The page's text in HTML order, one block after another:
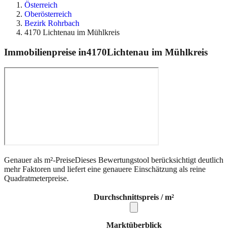
Österreich
Oberösterreich
Bezirk Rohrbach
4170 Lichtenau im Mühlkreis
Immobilienpreise in4170Lichtenau im Mühlkreis
Genauer als m²-PreiseDieses Bewertungstool berücksichtigt deutlich
mehr Faktoren und liefert eine genauere Einschätzung als reine
Quadratmeterpreise.
Durchschnittspreis / m²
Marktüberblick